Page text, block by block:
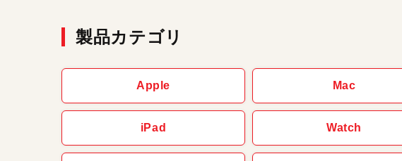
製品カテゴリ
Apple Mac
iPad Watch